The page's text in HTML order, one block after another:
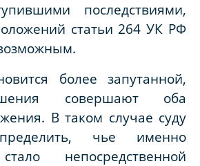
последствиями,
статьи 264 УК РФ
более запутанной,
совершают оба
В таком случае суду
чье именно
непосредственной